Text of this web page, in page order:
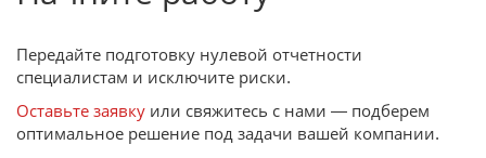
Передайте подготовку нулевой отчетности
специалистам и исключите риски.
Оставьте заявку или свяжитесь с нами — подберем
оптимальное решение под задачи вашей компании.